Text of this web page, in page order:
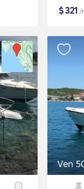
$321 /
Ven